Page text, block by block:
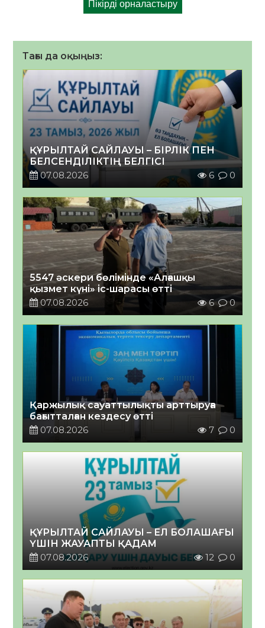
Тағы да оқыңыз:
ҚҰРЫЛТАЙ САЙЛАУЫ – БІРЛІК ПЕН
БЕЛСЕНДІЛІКТІҢ БЕЛГІСІ
07.08.2026
6 0
5547 әскери бөлімінде «Алғашқы
қызмет күні» іс-шарасы өтті
07.08.2026
6 0
Қаржылық сауаттылықты арттыруға
бағытталған кездесу өтті
07.08.2026
7 0
ҚҰРЫЛТАЙ САЙЛАУЫ – ЕЛ БОЛАШАҒЫ
ҮШІН ЖАУАПТЫ ҚАДАМ
07.08.2026
12 0